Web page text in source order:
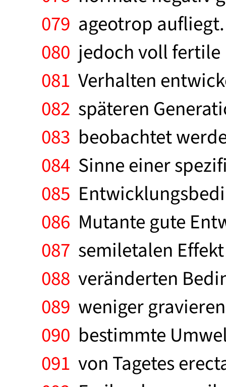
079 ageotrop
080 jedoch voll
081 Verhalten
082 späteren
083 beobachtet
084 Sinne einer
085
086 Mutante gute
087 semiletalen
088 veränderten
089 weniger
090 bestimmte
091 von Tagetes